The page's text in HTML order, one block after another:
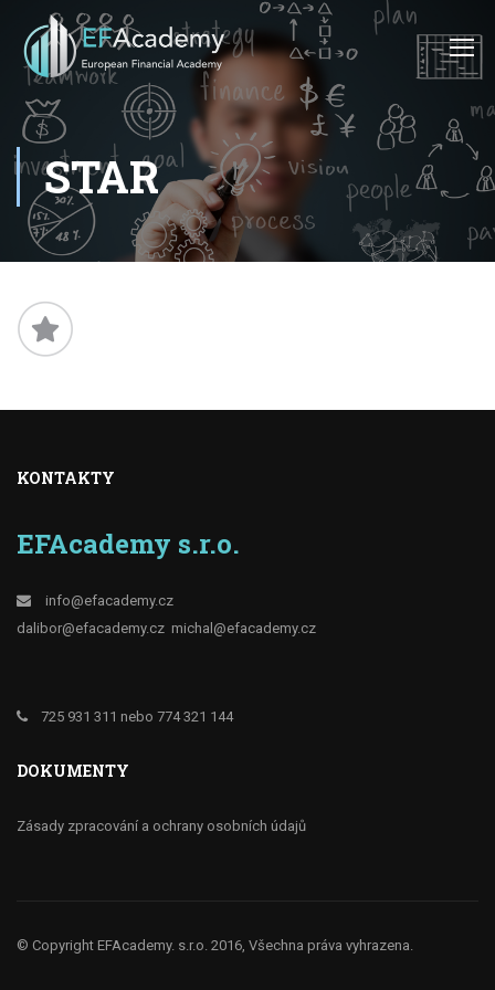
STAR
KONTAKTY
EFAcademy s.r.o.
info@efacademy.cz
dalibor@efacademy.cz michal@efacademy.cz
725 931 311 nebo 774 321 144
DOKUMENTY
Zásady zpracování a ochrany osobních údajů
© Copyright EFAcademy. s.r.o. 2016, Všechna práva vyhrazena.